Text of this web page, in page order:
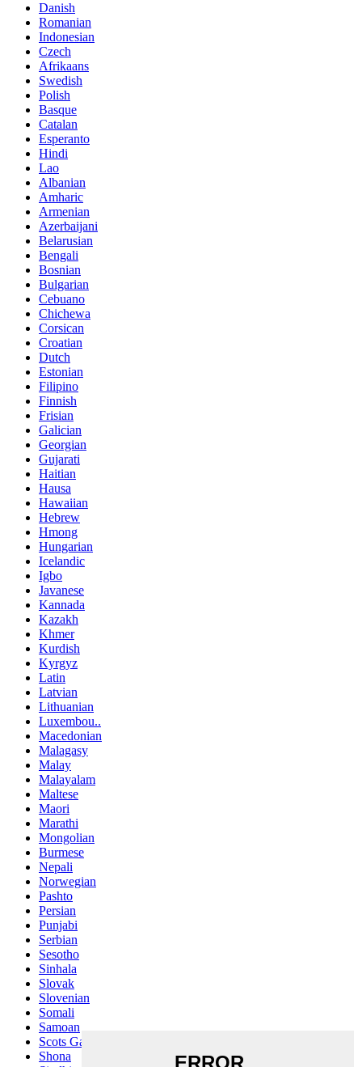
Danish
Romanian
Indonesian
Czech
Afrikaans
Swedish
Polish
Basque
Catalan
Esperanto
Hindi
Lao
Albanian
Amharic
Armenian
Azerbaijani
Belarusian
Bengali
Bosnian
Bulgarian
Cebuano
Chichewa
Corsican
Croatian
Dutch
Estonian
Filipino
Finnish
Frisian
Galician
Georgian
Gujarati
Haitian
Hausa
Hawaiian
Hebrew
Hmong
Hungarian
Icelandic
Igbo
Javanese
Kannada
Kazakh
Khmer
Kurdish
Kyrgyz
Latin
Latvian
Lithuanian
Luxembou..
Macedonian
Malagasy
Malay
Malayalam
Maltese
Maori
Marathi
Mongolian
Burmese
Nepali
Norwegian
Pashto
Persian
Punjabi
Serbian
Sesotho
Sinhala
Slovak
Slovenian
Somali
Samoan
Scots Gaelic
Shona